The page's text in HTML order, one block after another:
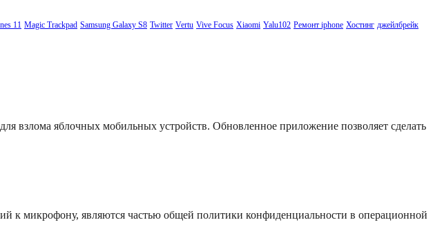
11 Magic Trackpad Samsung Galaxy S8 Twitter Vertu Vive Focus Xiaomi Yalu102 Ремонт iphone Хостинг джейлбрейк
взлома яблочных мобильных устройств. Обновленное приложение позволяет сделать
к микрофону, являются частью общей политики конфиденциальности в операционной